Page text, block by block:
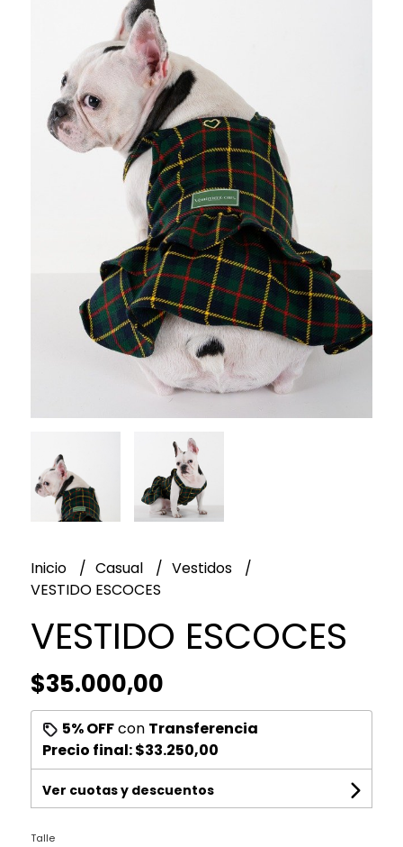
Inicio Casual
Vestidos
VESTIDO ESCOCES
VESTIDO ESCOCES
$35.000,00
5% OFFcon Transferencia
Precio final:$33.250,00
Ver cuotas y descuentos
Talle